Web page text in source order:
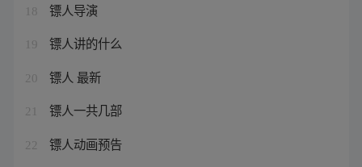
18 镖人导演
19 镖人讲的什么
20 镖人 最新
21 镖人一共几部
22 镖人动画预告